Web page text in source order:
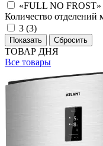
«FULL NO
Количество отделений
3 (3)
ТОВАР ДНЯ
Все товары